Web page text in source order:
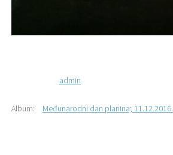
admin
Album: Međunarodni dan planina; 11.12.2016.